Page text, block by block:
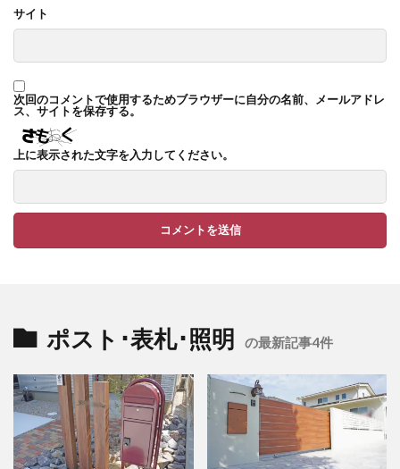
サイト
次回のコメントで使用するためブラウザーに自分の名前、メールアドレ
ス、サイトを保存する。
上に表示された文字を入力してください。
ポスト･表札･照明 の最新記事4件
YKK ルシアスフェンス
YKK ルシアスポストユニット SD02型
アドヴァン オーシャンストーン
イナバ物置 ダストボックス
イナバ物置 ナイソー
イナバ物置 自転車置場 BFXタイプ
ウリン
エクスタイル アーバンポールAD
エレント パークスワイド
エレント フォルテット
オオムラ ジェラシカ
カーポート